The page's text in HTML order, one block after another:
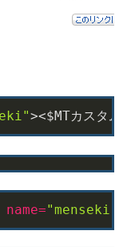
><$MTカスタム
name="menseki"